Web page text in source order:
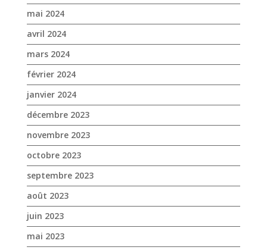
mai 2024
avril 2024
mars 2024
février 2024
janvier 2024
décembre 2023
novembre 2023
octobre 2023
septembre 2023
août 2023
juin 2023
mai 2023